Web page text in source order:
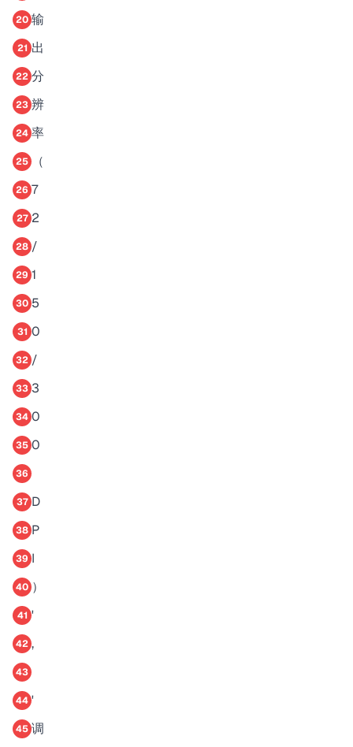
20 输
21 出
22 分
23 辨
24 率
25 （
26 7
27 2
28 /
29 1
30 5
31 0
32 /
33 3
34 0
35 0
36
37 D
38 P
39 I
40 ）
41 '
42 ,
43
44 '
45 调